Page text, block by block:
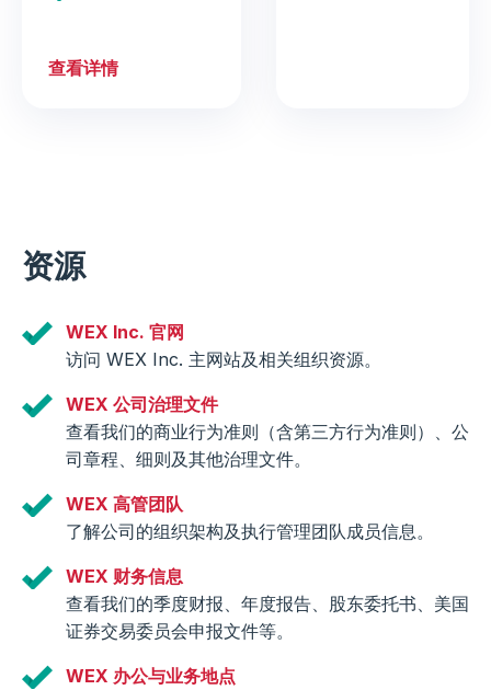
查看详情
资源
WEX Inc. 官网
访问 WEX Inc. 主网站及相关组织资源。
WEX 公司治理文件
查看我们的商业行为准则（含第三方行为准则）、公
司章程、细则及其他治理文件。
WEX 高管团队
了解公司的组织架构及执行管理团队成员信息。
WEX 财务信息
查看我们的季度财报、年度报告、股东委托书、美国
证券交易委员会申报文件等。
WEX 办公与业务地点